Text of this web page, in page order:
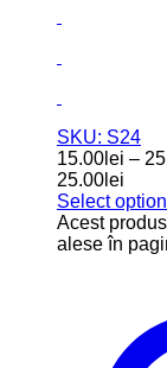
SKU: S24
15.00 lei –
25.00lei
Select
Acest
alese în